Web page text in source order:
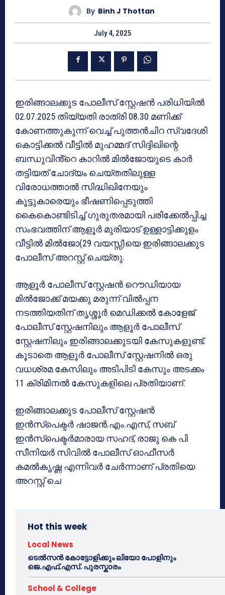
By Binh J Thottan
July 4, 2025
ഇരിങ്ങാലക്കുട പോലീസ് സ്റ്റേഷൻ പരിധിയിൽ
02.07.2025 തിയ്യതി രാത്രി 08.30 മണിക്ക്
കോണത്തുകുന്ന് വെച്ച് പുത്തൻചിറ സ്വദേശി
കൊട്ടിക്കൽ വീട്ടിൽ മുഹമ്മദ് സിദ്ദിഖിന്റെ
ബന്ധുവിൻ്റെ കാറിൽ മിൽജോയുടെ കാർ
തട്ടിയത് ചോദ്യം ചെയ്തതിലുള്ള
വിരോധത്താൽ സിദ്ധിഖിനേയും
കൂട്ടുകാരെയും ഭീഷണിപ്പെടുത്തി
കൈകൊണ്ടിടിച്ച് ഗുരുതരമായി പരിക്കേൽപ്പിച്ച
സംഭവത്തിന് ആളൂർ മുരിയാട് ഉള്ളാട്ടിക്കുളം
വീട്ടിൽ മിൽജോ(29 വയസ്സ്)യെ ഇരിങ്ങാലക്കുട
പോലീസ് അറസ്റ്റ് ചെയ്തു.
ആളൂർ പോലീസ് സ്റ്റേഷൻ റൌഡിയായ
മിൽജോക്ക് മയക്കു മരുന്ന് വിൽപ്പന
നടത്തിയതിന് തൃശ്ശൂർ മെഡിക്കൽ കോളേജ്
പോലീസ് സ്റ്റേഷനിലും ആളൂർ പോലീസ്
സ്റ്റേഷനിലും ഇരിങ്ങാലക്കുടയി കേസുകളുണ്ട്.
കൂടാതെ ആളൂർ പോലീസ് സ്റ്റേഷനിൽ ഒരു
വധശ്രമ കേസിലും അടിപിടി കേസും അടക്കം
11 ക്രിമിനൽ കേസുകളിലെ പ്രതിയാണ്.
ഇരിങ്ങാലക്കുട പോലീസ് സ്റ്റേഷൻ
ഇൻസ്പെക്ടർ ഷാജൻ.എം.എസ്, സബ്
ഇൻസ്പെക്ടർമാരായ സഹദ്, രാജു കെ പി
സീനിയർ സിവിൽ പോലീസ് ഓഫീസർ
കമൽകൃഷ്ണ എന്നിവർ ചേർന്നാണ് പ്രതിയെ
അറസ്റ്റ് ചെ
Hot this week
Local News
ടെൽസൻ കോട്ടോളിക്കും ലിയോ പോളിനും
ജെ.എഫ്.എസ്. പുരസ്കാരം
School & College